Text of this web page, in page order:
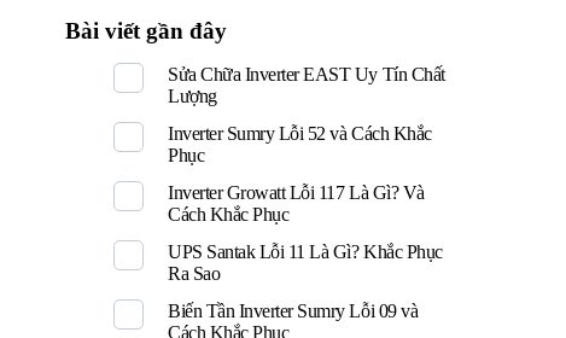
Bài viết gần đây
Sửa Chữa Inverter EAST Uy Tín Chất
Lượng
Inverter Sumry Lỗi 52 và Cách Khắc
Phục
Inverter Growatt Lỗi 117 Là Gì? Và
Cách Khắc Phục
UPS Santak Lỗi 11 Là Gì? Khắc Phục
Ra Sao
Biến Tần Inverter Sumry Lỗi 09 và
Cách Khắc Phục